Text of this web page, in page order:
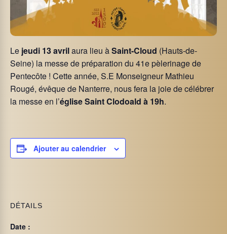
Le jeudi 13 avrilaura lieu àSaint-Cloud (Hauts-de-
Seine) la messe de préparation du 41e pèlerinage de
Pentecôte ! Cette année, S.E Monseigneur Mathieu
Rougé, évêque de Nanterre, nous fera la joie de célébrer
la messe en l’église Saint Clodoald à 19h.
Ajouter au calendrier
DÉTAILS
Date :